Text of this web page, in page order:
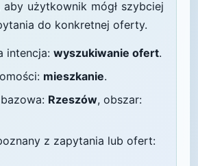
aby użytkownik mógł szybciej
do konkretnej oferty.
intencja: wyszukiwanie ofert.
mieszkanie.
Rzeszów, obszar:
z zapytania lub ofert: